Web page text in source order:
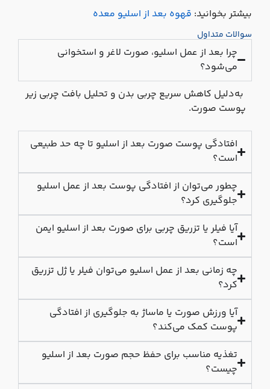
بیشتر بخوانید:قهوه بعد از اسلیو معده
سوالات متداول
چرا بعد از عمل اسلیو، صورت لاغر و استخوانی
می‌شود؟
به‌دلیل کاهش سریع چربی بدن و تحلیل بافت چربی زیر
پوست صورت.
افتادگی پوست صورت بعد از اسلیو تا چه حد طبیعی
است؟
چطور می‌توان از افتادگی پوست بعد از عمل اسلیو
جلوگیری کرد؟
آیا فیلر یا تزریق چربی برای صورت بعد از اسلیو ایمن
است؟
چه زمانی بعد از عمل اسلیو می‌توان فیلر یا ژل تزریق
کرد؟
آیا ورزش صورت یا ماساژ به جلوگیری از افتادگی
پوست کمک می‌کند؟
تغذیه مناسب برای حفظ حجم صورت بعد از اسلیو
چیست؟